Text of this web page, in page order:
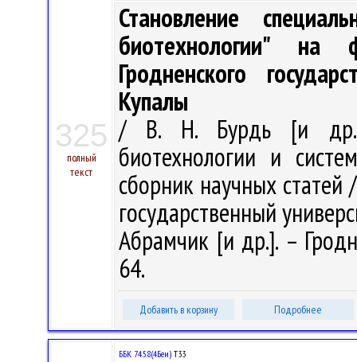
325
полный
текст
Становление
биотехнологии" на
Гродненского
Купалы
/ В. Н. Бурдь [и др.]
биотехнологии и
сборник научных
государственный
Абрамчик [и др.]. –
64.
Добавить в корзину Подробнее
ББК 74.58(4Беи) Т33